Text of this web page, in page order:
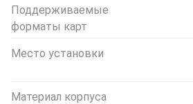
Поддерживаемые
форматы карт
Место установки
Материал корпуса